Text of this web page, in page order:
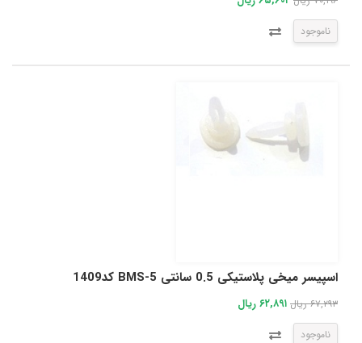
ناموجود
اسپیسر میخی پلاستیکی 0.5 سانتی BMS-5 کد1409
۶۷,۲۹۳ ریال ۶۲,۸۹۱ ریال
ناموجود